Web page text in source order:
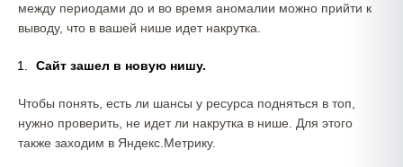
между периодами до и во время аномалии можно прийти к
выводу, что в вашей нише идет накрутка.
Сайт зашел в новую нишу.
Чтобы понять, есть ли шансы у ресурса подняться в топ,
нужно проверить, не идет ли накрутка в нише. Для этого
также заходим в Яндекс.Метрику.